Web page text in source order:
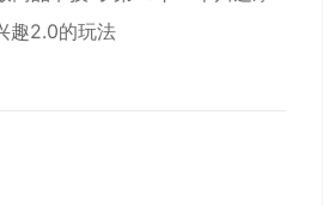
趣2.0的玩法